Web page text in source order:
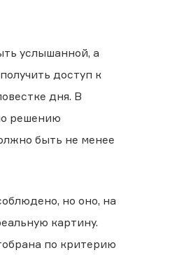
услышанной, а
доступ к
дня. В
решению
быть не менее
но оно, на
картину.
по критерию